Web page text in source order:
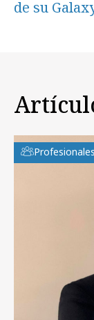
de su
Profesionales